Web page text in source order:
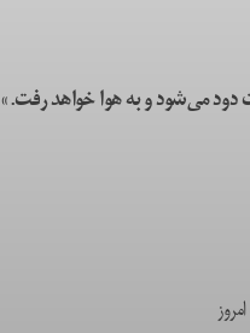
می‌شود و به هوا خواهد رفت.»